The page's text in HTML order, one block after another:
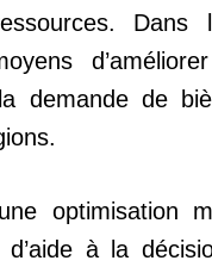
demande de
optimisation
à la